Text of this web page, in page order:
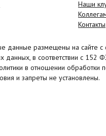
Наши
Контакты
данные размещены на сайте с
данных, в соответствии с 152
в отношении обработки
и запреты не установлены.